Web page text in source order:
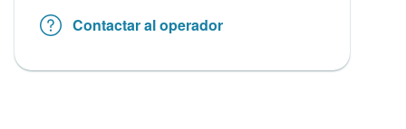
Contactar al operador